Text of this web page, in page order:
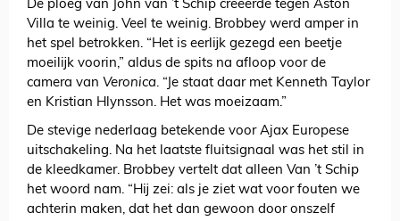
De ploeg van John van ’t Schip creëerde tegen Aston
Villa te weinig. Veel te weinig. Brobbey werd amper in
het spel betrokken. “Het is eerlijk gezegd een beetje
moeilijk voorin,” aldus de spits na afloop voor de
camera van Veronica. “Je staat daar met Kenneth Taylor
en Kristian Hlynsson. Het was moeizaam.”
De stevige nederlaag betekende voor Ajax Europese
uitschakeling. Na het laatste fluitsignaal was het stil in
de kleedkamer. Brobbey vertelt dat alleen Van ’t Schip
het woord nam. “Hij zei: als je ziet wat voor fouten we
achterin maken, dat het dan gewoon door onszelf